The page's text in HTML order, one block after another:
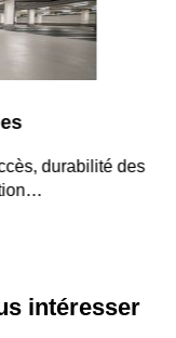
durabilité des
intéresser